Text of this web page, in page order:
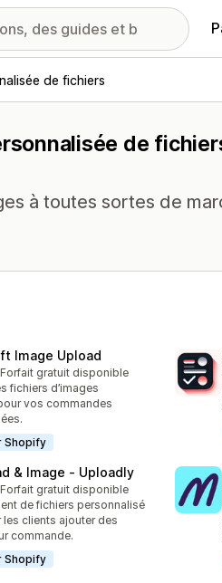
de fichiers
de
à toutes sortes de
Image Upload
5
Forfait gratuit disponible
fichiers d’images
vos commandes
Shopify
& Image ‑ Uploadly
5
Forfait gratuit disponible
de fichiers personnalisé
les clients ajouter des
commande.
Shopify